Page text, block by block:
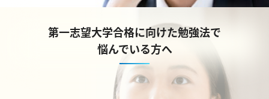
第一志望大学合格に向けた勉強法で
悩んでいる方へ